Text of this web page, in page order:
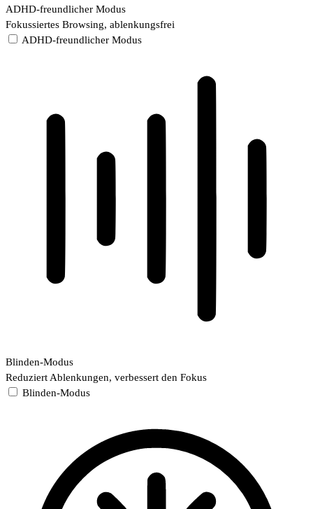
ADHD-freundlicher Modus
Fokussiertes Browsing, ablenkungsfrei
ADHD-freundlicher Modus
Blinden-Modus
Reduziert Ablenkungen, verbessert den Fokus
Blinden-Modus